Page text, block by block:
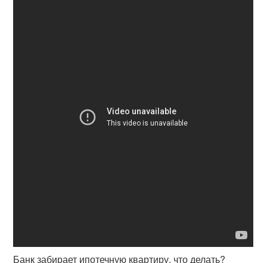
Банк забирает ипотечную квартиру, что делать?